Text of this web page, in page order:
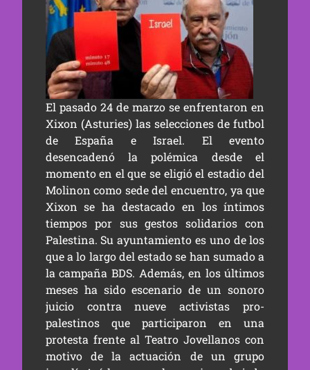
El pasado 24 de marzo se enfrentaron en
Xixon (Asturies) las selecciones de futbol
de España e Israel. El evento
desencadenó la polémica desde el
momento en el que se eligió el estadio del
Molinon como sede del encuentro, ya que
Xixon se ha destacado en los íntimos
tiempos por sus gestos solidarios con
Palestina. Su ayuntamiento es uno de los
que a lo largo del estado se han sumado a
la campaña BDS. Además, en los últimos
meses ha sido escenario de un sonoro
juicio contra nueve activistas pro-
palestinos que participaron en una
protesta frente al Teatro Jovellanos con
motivo de la actuación de un grupo